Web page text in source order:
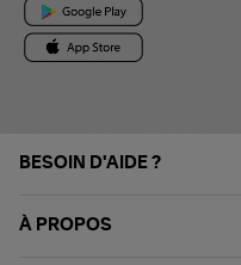
BESOIN D'AIDE ?
À PROPOS